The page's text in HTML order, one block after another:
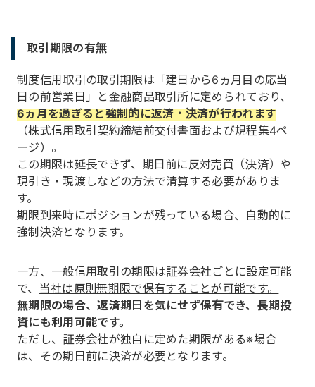
取引期限の有無
制度信用取引の取引期限は「建日から6ヵ月目の応当
日の前営業日」と金融商品取引所に定められており、
6ヵ月を過ぎると強制的に返済・決済が行われます
（株式信用取引契約締結前交付書面および規程集4ペ
ージ）。
この期限は延長できず、期日前に反対売買（決済）や
現引き・現渡しなどの方法で清算する必要がありま
す。
期限到来時にポジションが残っている場合、自動的に
強制決済となります。
一方、一般信用取引の期限は証券会社ごとに設定可能
で、 当社は原則無期限で保有することが可能です。
無期限の場合、返済期日を気にせず保有でき、長期投
資にも利用可能です。
ただし、証券会社が独自に定めた期限がある※場合
は、その期日前に決済が必要となります。